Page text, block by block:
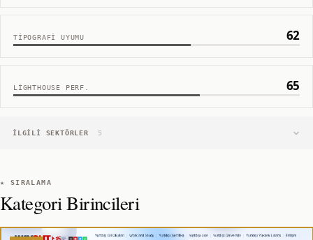
TIPOGRAFI UYUMU 62
LIGHTHOUSE PERF. 65
İLGILI SEKTÖRLER 5
★ SIRALAMA
Kategori Birincileri